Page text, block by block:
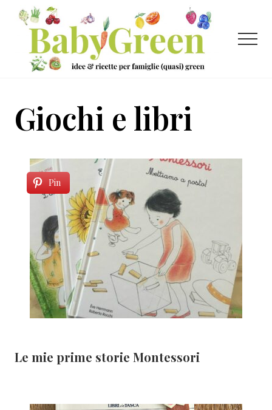
Menu
Passa
contenuto
principale
Passa
ricette
famiglie
(quasi)
Menu
Giochi e libri
Pin
Le mie prime storie Montessori